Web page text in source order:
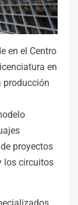
en el Centro
en
producción
proyectos
los circuitos